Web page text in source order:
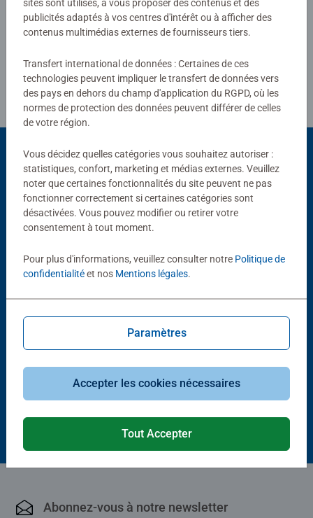
Rédiger une évaluation
Consignes d'évaluation
Choix populaires
D'autres personnes aiment aussi
18,00 €
Average rating 5,0 out of 5 stars.
Abonnez-vous à notre newsletter
sites sont utilisés, à vous proposer des contenus et des
publicités adaptés à vos centres d'intérêt ou à afficher des
contenus multimédias externes de fournisseurs tiers.
Transfert international de données : Certaines de ces
technologies peuvent impliquer le transfert de données vers
des pays en dehors du champ d'application du RGPD, où les
normes de protection des données peuvent différer de celles
de votre région.
Vous décidez quelles catégories vous souhaitez autoriser :
statistiques, confort, marketing et médias externes. Veuillez
noter que certaines fonctionnalités du site peuvent ne pas
fonctionner correctement si certaines catégories sont
désactivées. Vous pouvez modifier ou retirer votre
consentement à tout moment.
Pour plus d'informations, veuillez consulter notre Politique de
confidentialitéet nos Mentions légales.
Paramètres
Accepter les cookies nécessaires
Tout Accepter